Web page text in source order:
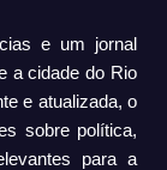
e um jornal
a cidade do Rio
e atualizada, o
sobre política,
para a